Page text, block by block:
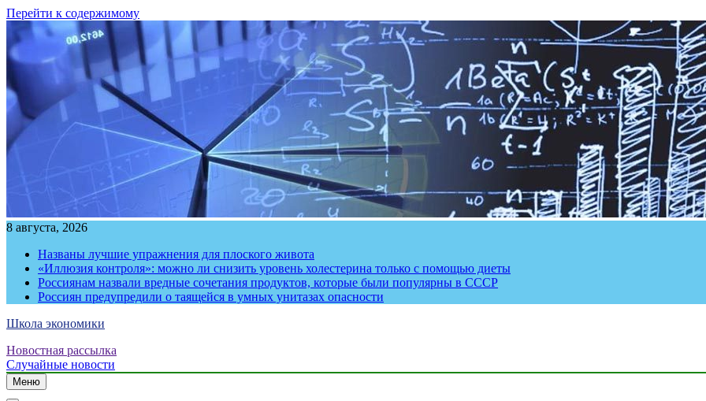
Перейти к содержимому
8 августа, 2026
Названы лучшие упражнения для плоского живота
«Иллюзия контроля»: можно ли снизить уровень холестерина только с помощью диеты
Россиянам назвали вредные сочетания продуктов, которые были популярны в СССР
Россиян предупредили о таящейся в умных унитазах опасности
Школа экономики
Новостная рассылка
Случайные новости
Меню